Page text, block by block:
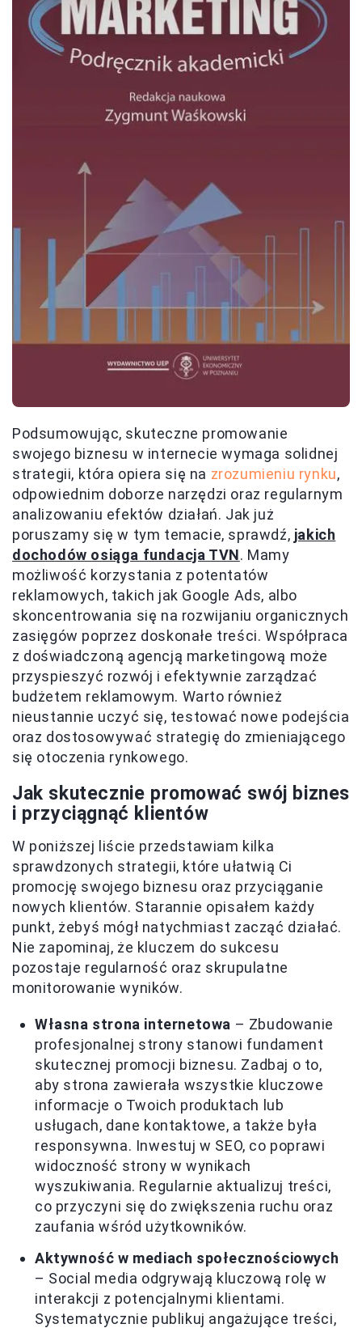
Podsumowując, skuteczne promowanie
swojego biznesu w internecie wymaga solidnej
strategii, która opiera się na zrozumieniu rynku,
odpowiednim doborze narzędzi oraz regularnym
analizowaniu efektów działań. Jak już
poruszamy się w tym temacie, sprawdź, jakich
dochodów osiąga fundacja TVN. Mamy
możliwość korzystania z potentatów
reklamowych, takich jak Google Ads, albo
skoncentrowania się na rozwijaniu organicznych
zasięgów poprzez doskonałe treści. Współpraca
z doświadczoną agencją marketingową może
przyspieszyć rozwój i efektywnie zarządzać
budżetem reklamowym. Warto również
nieustannie uczyć się, testować nowe podejścia
oraz dostosowywać strategię do zmieniającego
się otoczenia rynkowego.
Jak skutecznie promować swój biznes
i przyciągnąć klientów
W poniższej liście przedstawiam kilka
sprawdzonych strategii, które ułatwią Ci
promocję swojego biznesu oraz przyciąganie
nowych klientów. Starannie opisałem każdy
punkt, żebyś mógł natychmiast zacząć działać.
Nie zapominaj, że kluczem do sukcesu
pozostaje regularność oraz skrupulatne
monitorowanie wyników.
Własna strona internetowa – Zbudowanie
profesjonalnej strony stanowi fundament
skutecznej promocji biznesu. Zadbaj o to,
aby strona zawierała wszystkie kluczowe
informacje o Twoich produktach lub
usługach, dane kontaktowe, a także była
responsywna. Inwestuj w SEO, co poprawi
widoczność strony w wynikach
wyszukiwania. Regularnie aktualizuj treści,
co przyczyni się do zwiększenia ruchu oraz
zaufania wśród użytkowników.
Aktywność w mediach społecznościowych
– Social media odgrywają kluczową rolę w
interakcji z potencjalnymi klientami.
Systematycznie publikuj angażujące treści,